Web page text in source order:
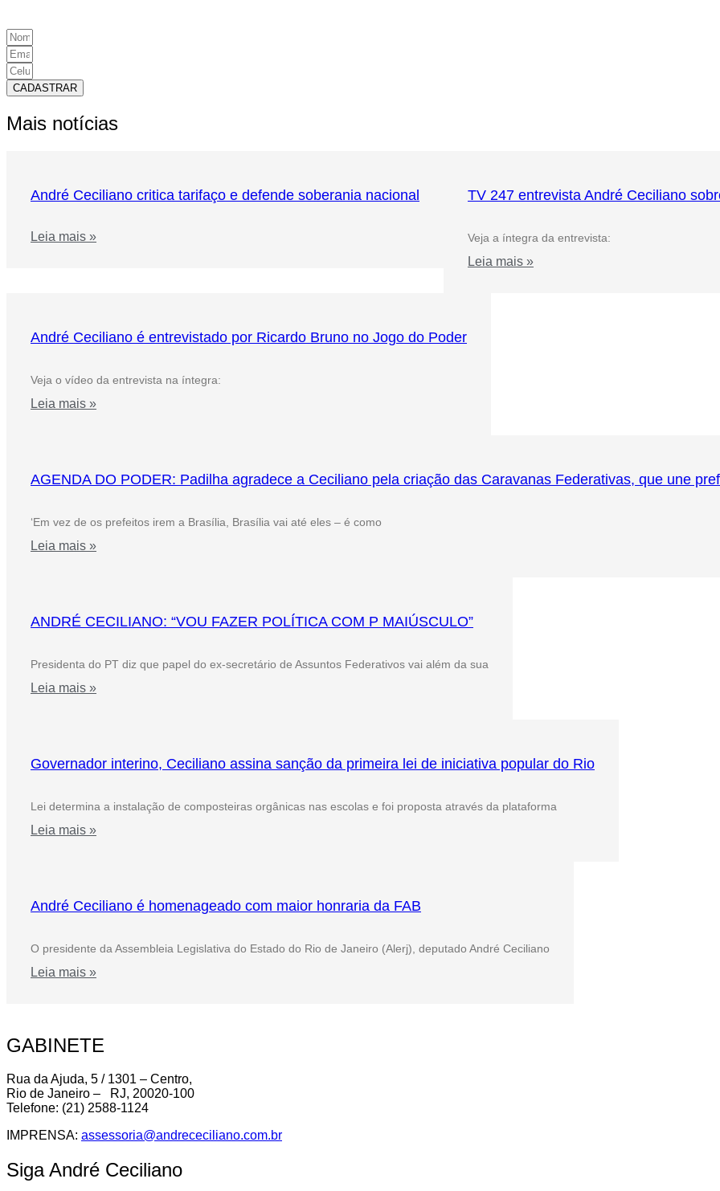
CADASTRAR
Mais notícias
André Ceciliano critica tarifaço e defende soberania nacional
Leia mais »
TV 247 entrevista André Ceciliano
Veja a íntegra da entrevista:
Leia mais »
André Ceciliano é entrevistado por Ricardo Bruno no Jogo do Poder
Veja o vídeo da entrevista na íntegra:
Leia mais »
AGENDA DO PODER: Padilha agradece a Ceciliano pela criação das Caravanas Federativas, que une
‘Em vez de os prefeitos irem a Brasília, Brasília vai até eles – é como
Leia mais »
ANDRÉ CECILIANO: “VOU FAZER POLÍTICA COM P MAIÚSCULO”
Presidenta do PT diz que papel do ex-secretário de Assuntos Federativos vai além da sua
Leia mais »
Governador interino, Ceciliano assina sanção da primeira lei de iniciativa popular do Rio
Lei determina a instalação de composteiras orgânicas nas escolas e foi proposta através da plataforma
Leia mais »
André Ceciliano é homenageado com maior honraria da FAB
O presidente da Assembleia Legislativa do Estado do Rio de Janeiro (Alerj), deputado André Ceciliano
Leia mais »
GABINETE
Rua da Ajuda, 5 / 1301 – Centro,
Rio de Janeiro – RJ, 20020-100
Telefone: (21) 2588-1124
IMPRENSA: assessoria@andrececiliano.com.br
Siga André Ceciliano